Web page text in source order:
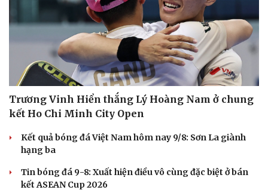
Trương Vinh Hiển thắng Lý Hoàng Nam ở chung
kết Ho Chi Minh City Open
Kết quả bóng đá Việt Nam hôm nay 9/8: Sơn La giành
hạng ba
Tin bóng đá 9-8: Xuất hiện điều vô cùng đặc biệt ở bán
kết ASEAN Cup 2026